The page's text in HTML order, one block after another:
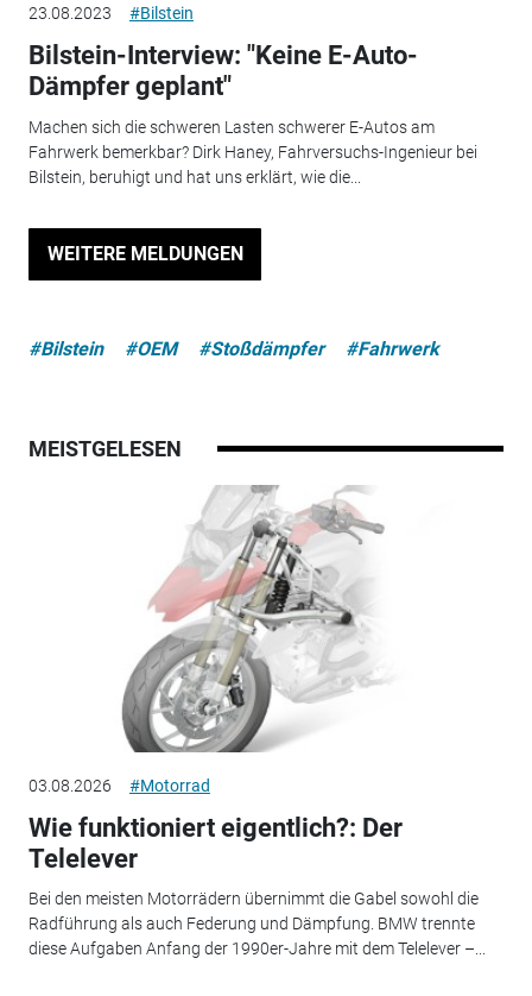
23.08.2023 #Bilstein
Bilstein-Interview: "Keine E-Auto-
Dämpfer geplant"
Machen sich die schweren Lasten schwerer E-Autos am
Fahrwerk bemerkbar? Dirk Haney, Fahrversuchs-Ingenieur bei
Bilstein, beruhigt und hat uns erklärt, wie die...
WEITERE MELDUNGEN
#Bilstein #OEM #Stoßdämpfer #Fahrwerk
MEISTGELESEN
03.08.2026 #Motorrad
Wie funktioniert eigentlich?: Der
Telelever
Bei den meisten Motorrädern übernimmt die Gabel sowohl die
Radführung als auch Federung und Dämpfung. BMW trennte
diese Aufgaben Anfang der 1990er-Jahre mit dem Telelever –...